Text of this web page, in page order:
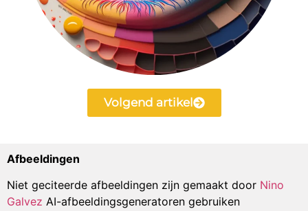
Volgend artikel
Afbeeldingen
Niet geciteerde afbeeldingen zijn gemaakt door Nino
Galvez AI-afbeeldingsgeneratoren gebruiken